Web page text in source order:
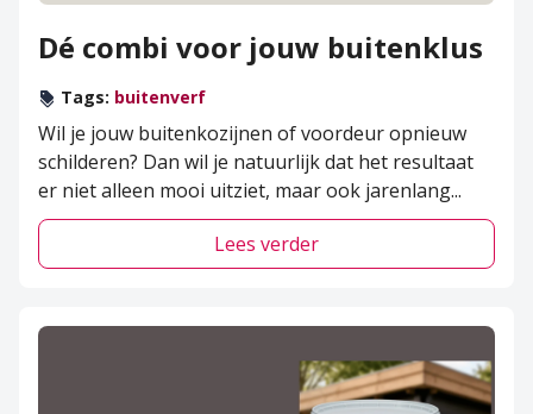
Dé combi voor jouw buitenklus
Tags: buitenverf
Wil je jouw buitenkozijnen of voordeur opnieuw
schilderen? Dan wil je natuurlijk dat het resultaat
er niet alleen mooi uitziet, maar ook jarenlang...
Lees verder